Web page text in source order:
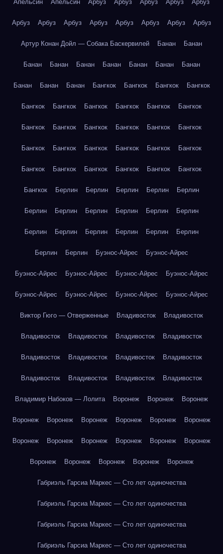
Апельсин Апельсин Арбуз Арбуз Арбуз Арбуз Арбуз
Арбуз Арбуз Арбуз Арбуз Арбуз Арбуз Арбуз Арбуз
Артур Конан Дойл — Собака Баскервилей Банан Банан
Банан Банан Банан Банан Банан Банан Банан
Банан Банан Банан Бангкок Бангкок Бангкок Бангкок
Бангкок Бангкок Бангкок Бангкок Бангкок Бангкок
Бангкок Бангкок Бангкок Бангкок Бангкок Бангкок
Бангкок Бангкок Бангкок Бангкок Бангкок Бангкок
Бангкок Бангкок Бангкок Бангкок Бангкок Бангкок
Бангкок Берлин Берлин Берлин Берлин Берлин
Берлин Берлин Берлин Берлин Берлин Берлин
Берлин Берлин Берлин Берлин Берлин Берлин
Берлин Берлин Буэнос-Айрес Буэнос-Айрес
Буэнос-Айрес Буэнос-Айрес Буэнос-Айрес Буэнос-Айрес
Буэнос-Айрес Буэнос-Айрес Буэнос-Айрес Буэнос-Айрес
Виктор Гюго — Отверженные Владивосток Владивосток
Владивосток Владивосток Владивосток Владивосток
Владивосток Владивосток Владивосток Владивосток
Владивосток Владивосток Владивосток Владивосток
Владимир Набоков — Лолита Воронеж Воронеж Воронеж
Воронеж Воронеж Воронеж Воронеж Воронеж Воронеж
Воронеж Воронеж Воронеж Воронеж Воронеж Воронеж
Воронеж Воронеж Воронеж Воронеж Воронеж
Габриэль Гарсиа Маркес — Сто лет одиночества
Габриэль Гарсиа Маркес — Сто лет одиночества
Габриэль Гарсиа Маркес — Сто лет одиночества
Габриэль Гарсиа Маркес — Сто лет одиночества